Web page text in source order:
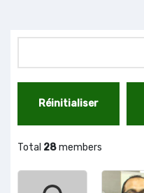
Total 28members